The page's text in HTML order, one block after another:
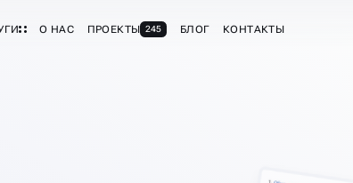
О НАС ПРОЕКТЫ 245 БЛОГ КОНТАКТЫ